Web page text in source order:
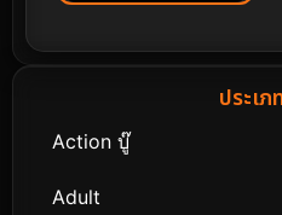
ประเ
Action บู๊
Adult